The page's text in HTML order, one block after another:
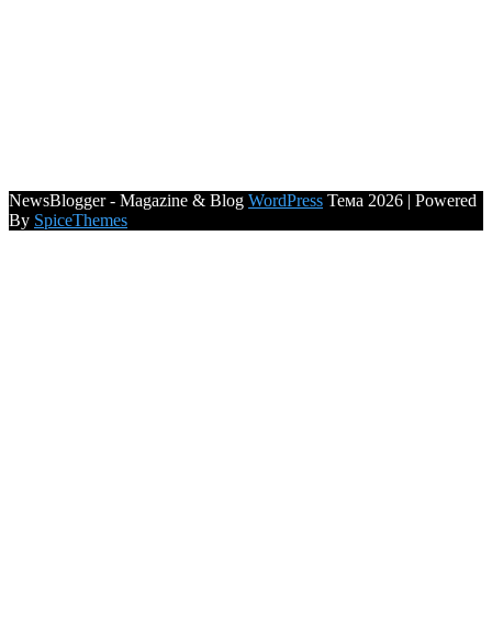
NewsBlogger - Magazine & Blog WordPress Тема 2026 | Powered
By SpiceThemes